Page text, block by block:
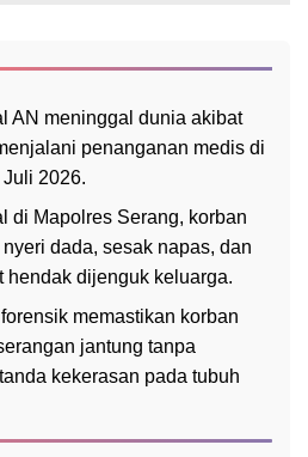
AN meninggal dunia akibat
penanganan medis di
2026.
di Mapolres Serang, korban
dada, sesak napas, dan
hendak dijenguk keluarga.
memastikan korban
jantung tanpa
kekerasan pada tubuh